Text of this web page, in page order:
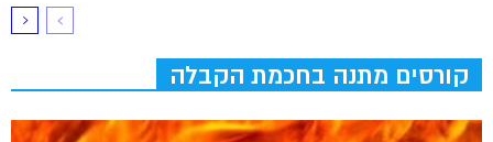
קורסים מתנה בחכמת הקבלה